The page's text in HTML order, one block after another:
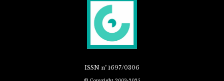
ISSN nº 1697/0306